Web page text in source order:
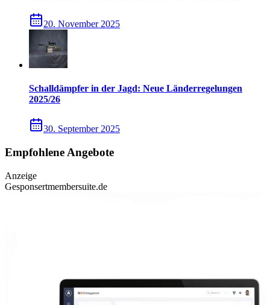
20. November 2025
Schalldämpfer in der Jagd: Neue Länderregelungen
2025/26
30. September 2025
Empfohlene Angebote
Anzeige
Gesponsertmembersuite.de